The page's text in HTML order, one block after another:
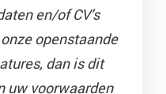
en/of CV’s
openstaande
dan is dit
uw voorwaarden